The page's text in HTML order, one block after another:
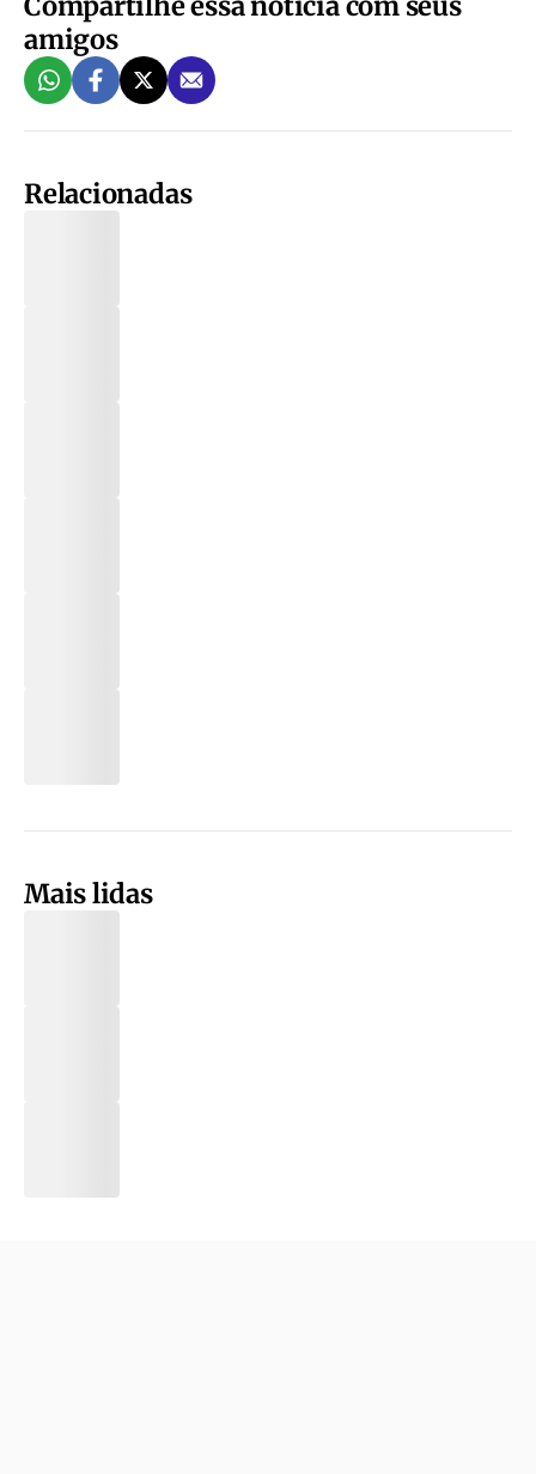
amigos
Relacionadas
Mais lidas